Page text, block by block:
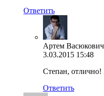
Ответить
Артем Васюкович
3.03.2015 15:48
Степан,
Ответить